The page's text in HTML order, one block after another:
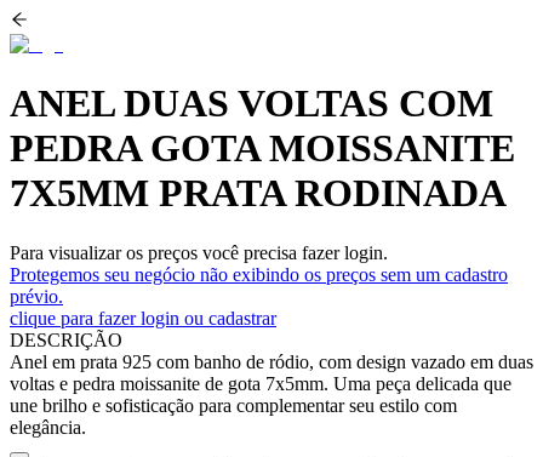
ANEL DUAS VOLTAS COM
PEDRA GOTA MOISSANITE
7X5MM PRATA RODINADA
Para visualizar os preços você precisa fazer login.
Protegemos seu negócio não exibindo os preços sem um cadastro
prévio.
clique para fazer login ou cadastrar
DESCRIÇÃO
Anel em prata 925 com banho de ródio, com design vazado em duas
voltas e pedra moissanite de gota 7x5mm. Uma peça delicada que
une brilho e sofisticação para complementar seu estilo com
elegância.